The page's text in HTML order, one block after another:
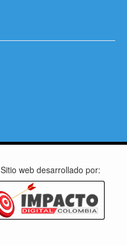
Sitio web desarrollado por: